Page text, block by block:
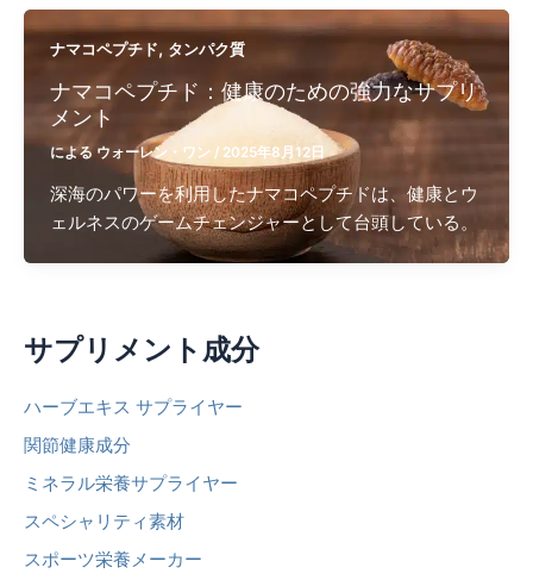
ナマコペプチド, タンパク質
ナマコペプチド：健康のための強力なサプリ
メント
による ウォーレン・ワン / 2025年8月12日
深海のパワーを利用したナマコペプチドは、健康とウ
ェルネスのゲームチェンジャーとして台頭している。
サプリメント成分
ハーブエキス サプライヤー
関節健康成分
ミネラル栄養サプライヤー
スペシャリティ素材
スポーツ栄養メーカー